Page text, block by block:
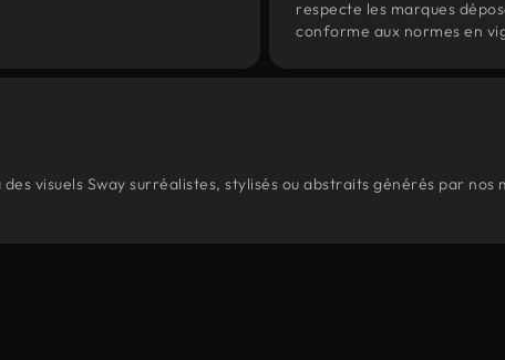
respecte les marques
conforme aux normes en
visuels Sway surréalistes, stylisés ou abstraits générés par